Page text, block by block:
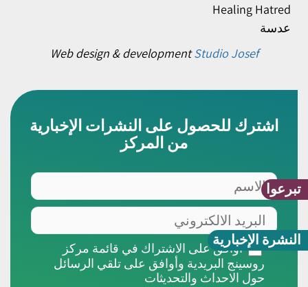
تبرعوا
النشرة الإخبارية
Healing Hatred
عدسة
Web design & developmentStudio Josef
اشترك للحصول على النشرات الإخبارية
من المركز
الاسم
البريد
الالكتروني
أوافق
على
الاشتراك
أوافق على الاشتراك في قائمة مركز
روسينج البريدية وأوافق على تلقي الرسائل
حول الاحداث والتحديثات